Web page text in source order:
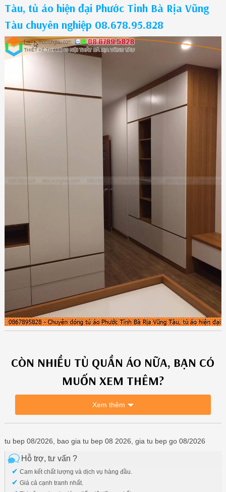
Tàu, tủ áo hiện đại Phước Tỉnh Bà Rịa Vũng
Tàu chuyên nghiệp 08.678.95.828
CÒN NHIỀU TỦ QUẦN ÁO NỮA, BẠN CÓ
MUỐN XEM THÊM?
Xem thêm
tu bep 08/2026, bao gia tu bep 08 2026, gia tu bep go 08/2026
Hỗ trợ, tư vấn ?
✔ Cam kết chất lượng và dịch vụ hàng đầu.
✔ Giá cả cạnh tranh nhất.